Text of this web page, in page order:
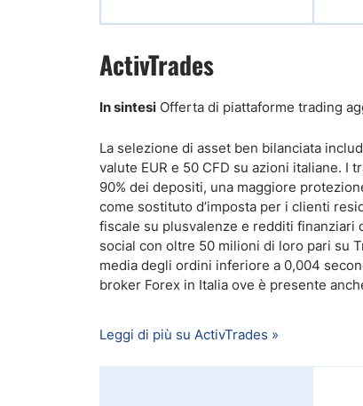
ActivTrades
In sintesi Offerta di piattaforme trading
La selezione di asset ben bilanciata
valute EUR e 50 CFD su azioni italiane.
90% dei depositi, una maggiore
come sostituto d’imposta per i clienti
fiscale su plusvalenze e redditi finanziari
social con oltre 50 milioni di loro pari su
media degli ordini inferiore a 0,004
broker Forex in Italia ove è presente
Leggi di più su ActivTrades »